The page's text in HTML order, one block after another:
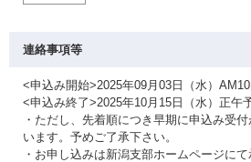
連絡事項等
<申込み開始>2025年09月03日（水）
<申込み終了>2025年10月15日（水）正午
・ただし、先着順につき早期に申込み受
います。予めご了承下さい。
・お申し込みは新潟支部ホームページにて